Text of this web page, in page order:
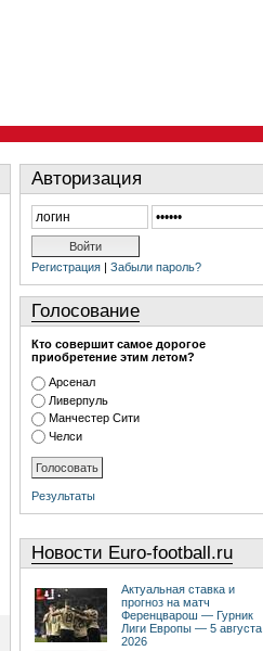
Авторизация
Регистрация | Забыли пароль?
Голосование
Кто совершит самое дорогое
приобретение этим летом?
Арсенал
Ливерпуль
Манчестер Сити
Челси
Результаты
Новости Euro-football.ru
Актуальная ставка и
прогноз на матч
Ференцварош — Гурник
Лиги Европы — 5 августа
2026